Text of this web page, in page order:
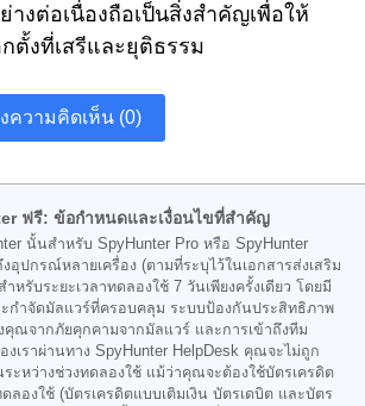
างต่อเนื่องถือเป็นสิ่งสำคัญเพื่อให้
ตั้งที่เสรีและยุติธรรม
ความคิดเห็น (0)
ฟรี: ข้อกำหนดและเงื่อนไขที่สำคัญ
นั้นสำหรับ SpyHunter Pro หรือ SpyHunter
อุปกรณ์หลายเครื่อง (ตามที่ระบุไว้ในเอกสารส่งเสริม
หรับระยะเวลาทดลองใช้ 7 วันเพียงครั้งเดียว โดยมี
กำจัดมัลแวร์ที่ครอบคลุม ระบบป้องกันประสิทธิภาพ
คุณจากภัยคุกคามจากมัลแวร์ และการเข้าถึงทีม
เราผ่านทาง SpyHunter HelpDesk คุณจะไม่ถูก
ระหว่างช่วงทดลองใช้ แม้ว่าคุณจะต้องใช้บัตรเครดิต
ลองใช้ (บัตรเครดิตแบบเติมเงิน บัตรเดบิต และบัตร